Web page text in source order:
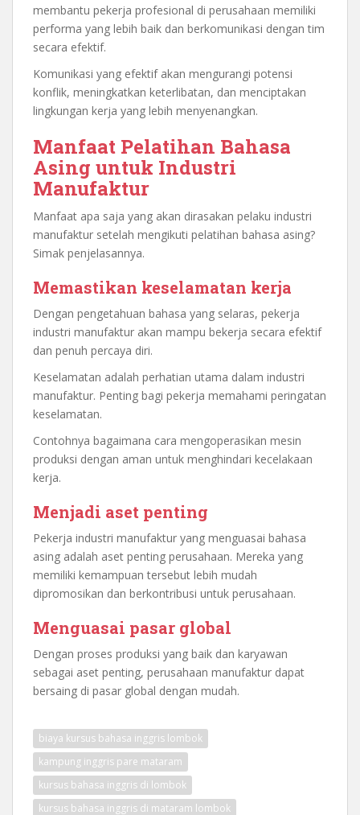
membantu pekerja profesional di perusahaan memiliki
performa yang lebih baik dan berkomunikasi dengan tim
secara efektif.
Komunikasi yang efektif akan mengurangi potensi
konflik, meningkatkan keterlibatan, dan menciptakan
lingkungan kerja yang lebih menyenangkan.
Manfaat Pelatihan Bahasa
Asing untuk Industri
Manufaktur
Manfaat apa saja yang akan dirasakan pelaku industri
manufaktur setelah mengikuti pelatihan bahasa asing?
Simak penjelasannya.
Memastikan keselamatan kerja
Dengan pengetahuan bahasa yang selaras, pekerja
industri manufaktur akan mampu bekerja secara efektif
dan penuh percaya diri.
Keselamatan adalah perhatian utama dalam industri
manufaktur. Penting bagi pekerja memahami peringatan
keselamatan.
Contohnya bagaimana cara mengoperasikan mesin
produksi dengan aman untuk menghindari kecelakaan
kerja.
Menjadi aset penting
Pekerja industri manufaktur yang menguasai bahasa
asing adalah aset penting perusahaan. Mereka yang
memiliki kemampuan tersebut lebih mudah
dipromosikan dan berkontribusi untuk perusahaan.
Menguasai pasar global
Dengan proses produksi yang baik dan karyawan
sebagai aset penting, perusahaan manufaktur dapat
bersaing di pasar global dengan mudah.
biaya kursus bahasa inggris lombok
kampung inggris pare mataram
kursus bahasa inggris di lombok
kursus bahasa inggris di mataram lombok